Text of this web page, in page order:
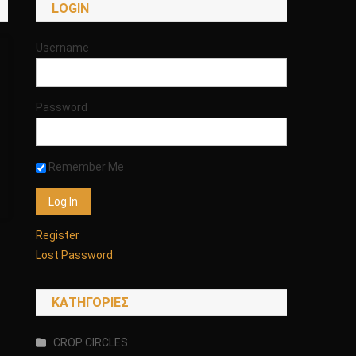
LOGIN
Username
Password
Remember Me
Register
Lost Password
KΑΤΗΓΟΡΊΕΣ
CROP CIRCLES